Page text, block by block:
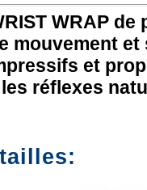
WRAP
mouvement
et
réflexes